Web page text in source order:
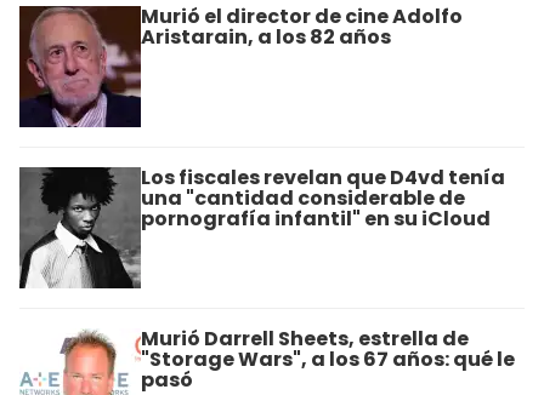
Murió el director de cine Adolfo
Aristarain, a los 82 años
Los fiscales revelan que D4vd tenía
una "cantidad considerable de
pornografía infantil" en su iCloud
Murió Darrell Sheets, estrella de
"Storage Wars", a los 67 años: qué le
pasó